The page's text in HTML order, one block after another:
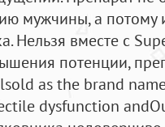
мужчины, а потому
Нельзя вместе с
потенции,
as the brand
dysfunction